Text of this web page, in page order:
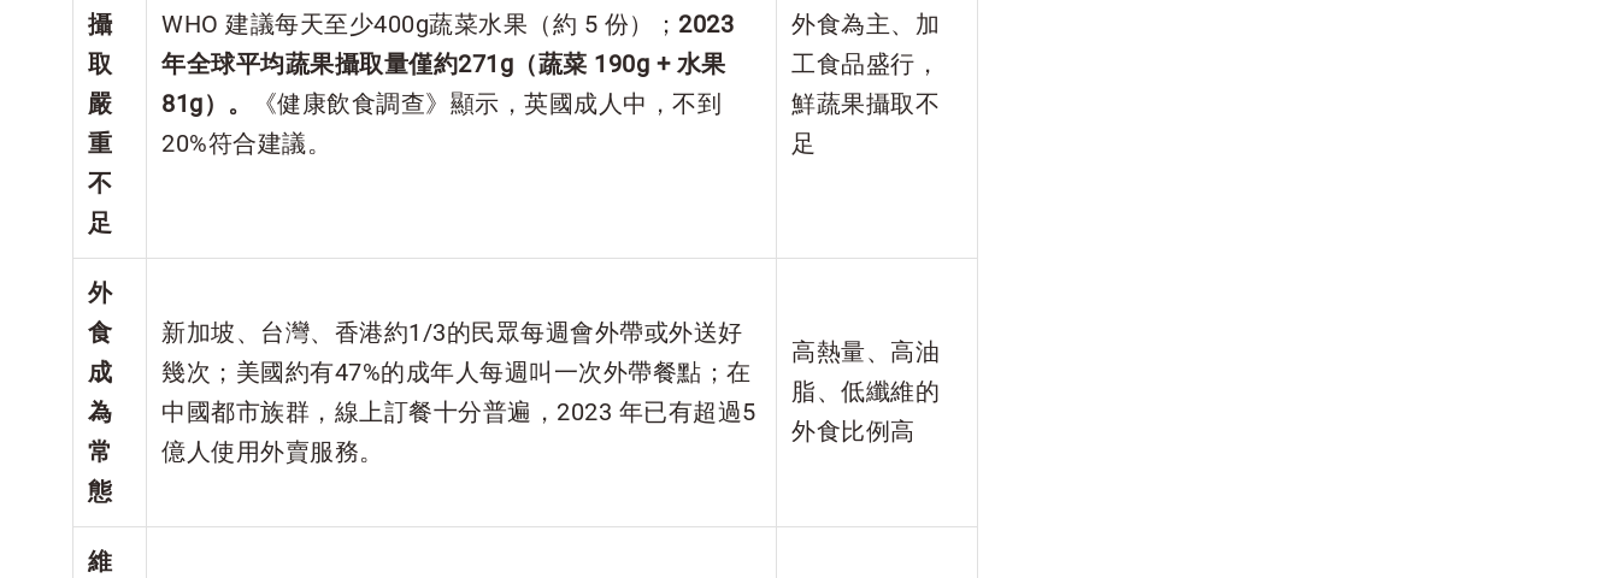
攝
取
嚴
重
不
足
WHO 建議每天至少400g蔬菜水果（約 5 份）； 2023
年全球平均蔬果攝取量僅約271g（蔬菜 190g + 水果
81g）。
《健康飲食調查》顯示，英國成人中，不到
20%符合建議。
外食為主、加
工食品盛行，
鮮蔬果攝取不
足
外
食
成
為
常
態
新加坡、台灣、香港約1/3的民眾每週會外帶或外送好
幾次；美國約有47%的成年人每週叫一次外帶餐點；在
中國都市族群，線上訂餐十分普遍，2023 年已有超過5
億人使用外賣服務。
高熱量、高油
脂、低纖維的
外食比例高
維